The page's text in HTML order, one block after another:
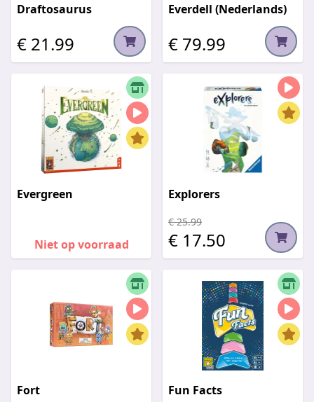
Draftosaurus
€ 21.99
Everdell (Nederlands)
€ 79.99
Evergreen
Niet op voorraad
Explorers
€ 25.99
€ 17.50
Fort Fun Facts